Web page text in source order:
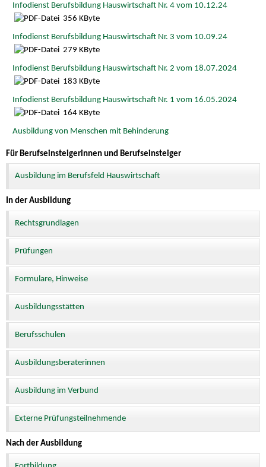
Infodienst Berufsbildung Hauswirtschaft Nr. 4 vom 10.12.24
356 KByte
Infodienst Berufsbildung Hauswirtschaft Nr. 3 vom 10.09.24
279 KByte
Infodienst Berufsbildung Hauswirtschaft Nr. 2 vom 18.07.2024
183 KByte
Infodienst Berufsbildung Hauswirtschaft Nr. 1 vom 16.05.2024
164 KByte
Ausbildung von Menschen mit Behinderung
Für Berufseinsteigerinnen und Berufseinsteiger
Ausbildung im Berufsfeld Hauswirtschaft
In der Ausbildung
Rechtsgrundlagen
Prüfungen
Formulare, Hinweise
Ausbildungsstätten
Berufsschulen
Ausbildungsberaterinnen
Ausbildung im Verbund
Externe Prüfungsteilnehmende
Nach der Ausbildung